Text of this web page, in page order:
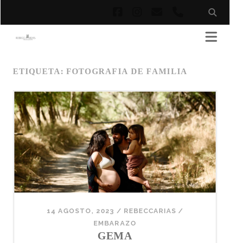
electrónico
phone
ETIQUETA: FOTOGRAFIA DE FAMILIA
14 AGOSTO, 2023 / REBECCARIAS /
EMBARAZO
GEMA